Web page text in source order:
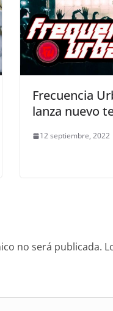
Frecuencia
lanza nuevo
12 septiembre, 2022
no será publicada.